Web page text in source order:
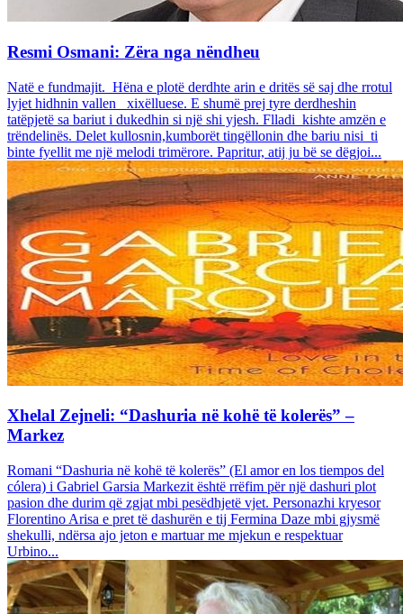
Resmi Osmani: Zëra nga nëndheu
Natë e fundmajit. Hëna e plotë derdhte arin e dritës së saj dhe rrotul
lyjet hidhnin vallen xixëlluese. E shumë prej tyre derdheshin
tatëpjetë sa bariut i dukedhin si një shi yjesh. Flladi kishte amzën e
trëndelinës. Delet kullosnin,kumborët tingëllonin dhe bariu nisi ti
binte fyellit me një melodi trimërore. Papritur, atij ju bë se dëgjoi...
Xhelal Zejneli: “Dashuria në kohë të kolerës” –
Markez
Romani “Dashuria në kohë të kolerës” (El amor en los tiempos del
cólera) i Gabriel Garsia Markezit është rrëfim për një dashuri plot
pasion dhe durim që zgjat mbi pesëdhjetë vjet. Personazhi kryesor
Florentino Arisa e pret të dashurën e tij Fermina Daze mbi gjysmë
shekulli, ndërsa ajo jeton e martuar me mjekun e respektuar
Urbino...